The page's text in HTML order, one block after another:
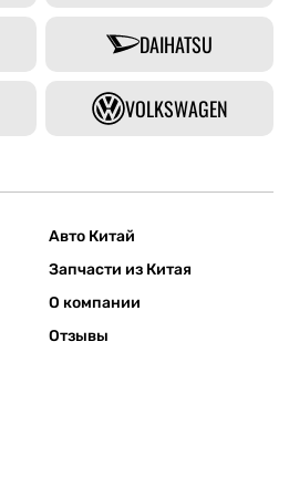
DAIHATSU
VOLKSWAGEN
Авто Китай
Запчасти из Китая
О компании
Отзывы